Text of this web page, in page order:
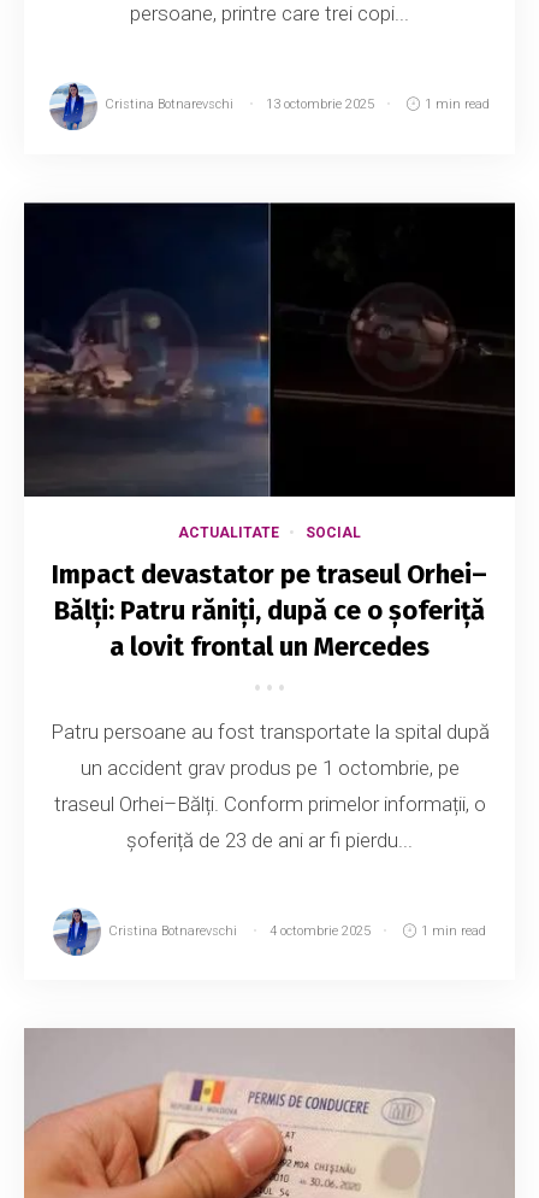
persoane, printre care trei copi...
Cristina Botnarevschi 13 octombrie 2025 1 min read
ACTUALITATE SOCIAL
Impact devastator pe traseul Orhei–
Bălți: Patru răniți, după ce o șoferiță
a lovit frontal un Mercedes
Patru persoane au fost transportate la spital după
un accident grav produs pe 1 octombrie, pe
traseul Orhei–Bălți. Conform primelor informații, o
șoferiță de 23 de ani ar fi pierdu...
Cristina Botnarevschi 4 octombrie 2025 1 min read